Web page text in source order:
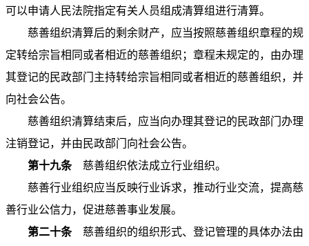
可以申请人民法院指定有关人员组成清算组进行清算。
慈善组织清算后的剩余财产，应当按照慈善组织章程的规
定转给宗旨相同或者相近的慈善组织；章程未规定的，由办理
其登记的民政部门主持转给宗旨相同或者相近的慈善组织，并
向社会公告。
慈善组织清算结束后，应当向办理其登记的民政部门办理
注销登记，并由民政部门向社会公告。
第十九条慈善组织依法成立行业组织。
慈善行业组织应当反映行业诉求，推动行业交流，提高慈
善行业公信力，促进慈善事业发展。
第二十条慈善组织的组织形式、登记管理的具体办法由